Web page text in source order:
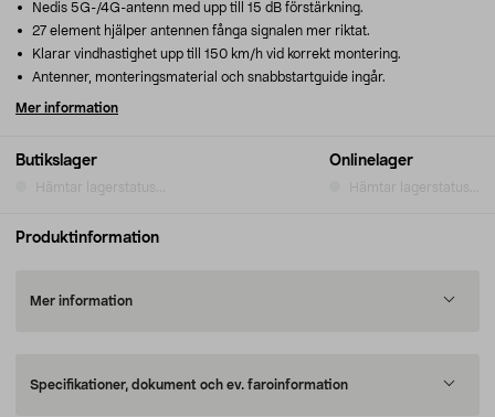
Butikslager
Hämtar lagerstatus...
Onlinelager
Hämtar lagerstatus...
Nedis 5G-/4G-antenn med upp till 15 dB förstärkning.
27 element hjälper antennen fånga signalen mer riktat.
Klarar vindhastighet upp till 150 km/h vid korrekt montering.
Antenner, monteringsmaterial och snabbstartguide ingår.
Mer information
Produktinformation
Mer information
Specifikationer, dokument och ev. faroinformation